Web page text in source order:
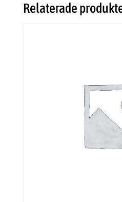
Relaterade